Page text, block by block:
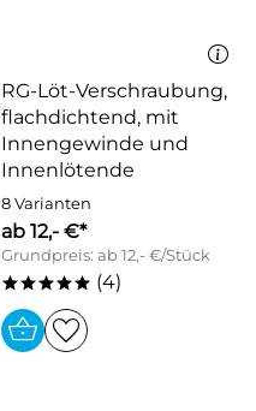
RG-Löt-Verschraubung,
flachdichtend, mit
Innengewinde und
Innenlötende
8 Varianten
ab 12,- €*
Grundpreis: ab 12,- €/Stück
***** (4)